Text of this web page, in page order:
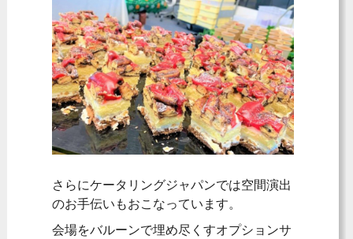
さらにケータリングジャパンでは空間演出
のお手伝いもおこなっています。
会場をバルーンで埋め尽くすオプションサ